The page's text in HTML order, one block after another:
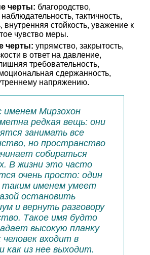
черты: благородство,
тактичность,
внутренняя стойкость, уважение к
чувство меры.
черты: упрямство, закрытость,
в ответ на давление,
требовательность,
сдержанность,
напряжению.
именем Мирзохон
редкая вещь: они
занимать все
но пространство
собираться
В жизни это часто
очень просто: один
таким именем умеет
остановить
и вернуть разговору
Такое имя будто
высокую планку
входит в
как из нее выходит.